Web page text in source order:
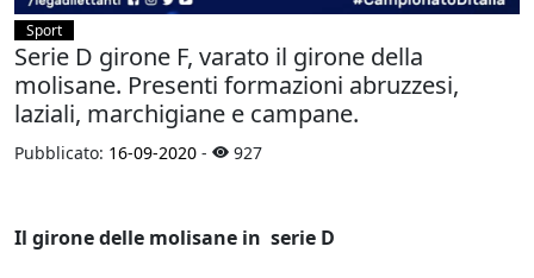
Sport
Serie D girone F, varato il girone della
molisane. Presenti formazioni abruzzesi,
laziali, marchigiane e campane.
Pubblicato: 16-09-2020 - 927
Il girone delle molisane in serie D